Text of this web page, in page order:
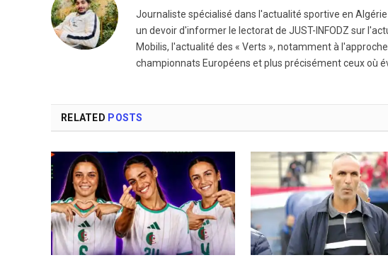
Journaliste spécialisé dans l'actualité sportive en
un devoir d'informer le lectorat de JUST-INFODZ sur
Mobilis, l'actualité des « Verts », notamment à
championnats Européens et plus précisément ceux où
RELATED POSTS